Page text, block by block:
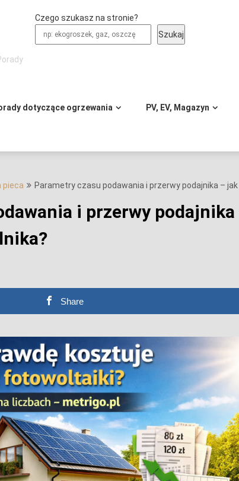
Czego szukasz na stronie?
Szukaj
dotyczące ogrzewania PV, EV, Magazyn
pieca Parametry czasu podawania i przerwy podajnika –
i przerwy podajnika
Share